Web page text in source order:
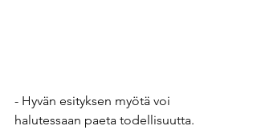
- Hyvän esityksen myötä voi
halutessaan paeta todellisuutta.